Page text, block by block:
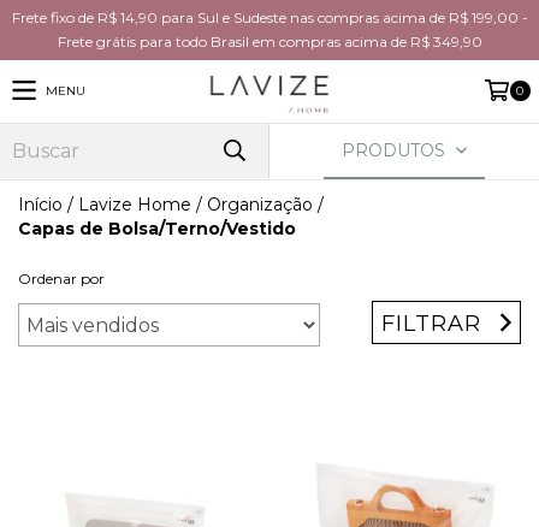
Frete fixo de R$ 14,90 para Sul e Sudeste nas compras acima de R$ 199,00 -
Frete grátis para todo Brasil em compras acima de R$ 349,90
MENU 0
PRODUTOS
Início / Lavize Home / Organização /
Capas de Bolsa/Terno/Vestido
Ordenar por
FILTRAR